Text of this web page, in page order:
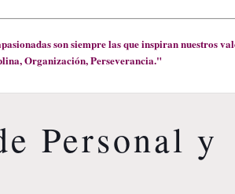
son siempre las que inspiran nuestros
Organización, Perseverancia."
Personal y